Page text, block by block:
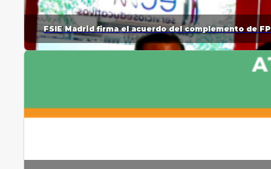
FSIE Madrid firma el acuerdo del complemento de